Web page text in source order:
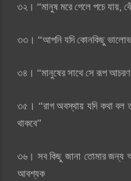
৩২। “মানুষ মরে গেলে পচে যায়,
৩৩। “আপনি যদি কোনকিছু
৩৪। “মানুষের সাথে সে রূপ আচরণ
৩৫। “রাগ অবস্থায় যদি কথা বল
থাকবে”
৩৬। সব কিছু জানা তোমার জন্য
আবশ্যক